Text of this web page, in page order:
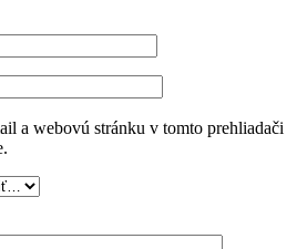
a webovú stránku v tomto prehliadači